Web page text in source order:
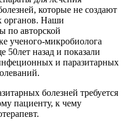
которые не создают
органов. Наши
по авторской
ученого-микробиолога
назад и показали
и паразитарных
болезней требуется
пациенту, к чему